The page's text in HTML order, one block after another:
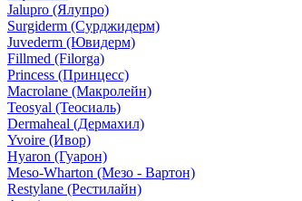
Jalupro (Ялупро)
Surgiderm (Сурджидерм)
Juvederm (Ювидерм)
Fillmed (Filorga)
Princess (Принцесс)
Macrolane (Макролейн)
Teosyal (Теосиаль)
Dermaheal (Дермахил)
Yvoire (Ивор)
Hyaron (Гуарон)
Meso-Wharton (Мезо - Вартон)
Restylane (Рестилайн)